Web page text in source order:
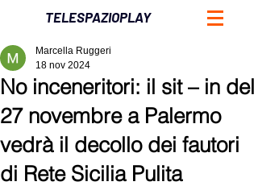
TELESPAZIOPLAY
No inceneritori: il sit – in del
27 novembre a Palermo
vedrà il decollo dei fautori
di Rete Sicilia Pulita
Marcella Ruggeri
18 nov 2024